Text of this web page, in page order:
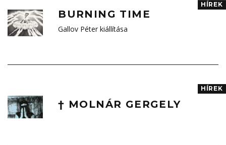
BURNING TIME
Gallov Péter kiállítása
HÍREK
† MOLNÁR GERGELY
HÍREK